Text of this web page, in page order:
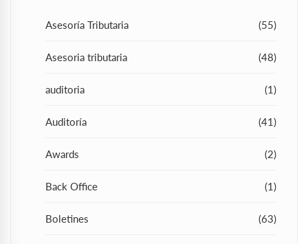
Asesoría Tributaria (55)
Asesoria tributaria (48)
auditoria (1)
Auditoría (41)
Awards (2)
Back Office (1)
Boletines (63)